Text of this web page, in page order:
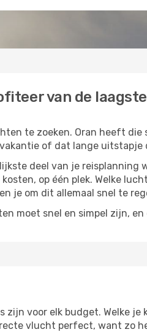
van de
te zoeken. Oran heeft
of dat lange
deel van je reisplanning
op één plek. Welke
je om dit allemaal snel te
moet snel en simpel zijn,
zijn voor elk budget. Welke
vlucht perfect, want zo